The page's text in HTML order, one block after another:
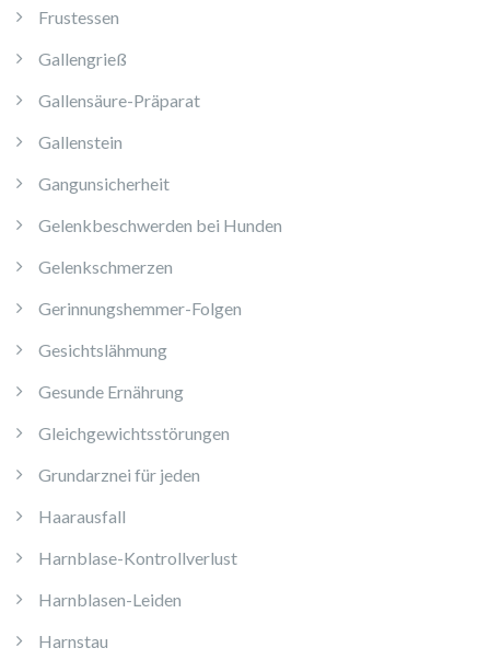
Frustessen
Gallengrieß
Gallensäure-Präparat
Gallenstein
Gangunsicherheit
Gelenkbeschwerden bei Hunden
Gelenkschmerzen
Gerinnungshemmer-Folgen
Gesichtslähmung
Gesunde Ernährung
Gleichgewichtsstörungen
Grundarznei für jeden
Haarausfall
Harnblase-Kontrollverlust
Harnblasen-Leiden
Harnstau